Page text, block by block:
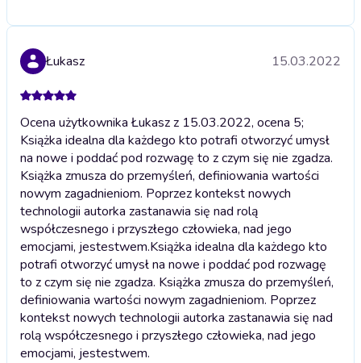
Łukasz 15.03.2022
Ocena użytkownika Łukasz z 15.03.2022, ocena 5;
Książka idealna dla każdego kto potrafi otworzyć umysł
na nowe i poddać pod rozwagę to z czym się nie zgadza.
Książka zmusza do przemyśleń, definiowania wartości
nowym zagadnieniom. Poprzez kontekst nowych
technologii autorka zastanawia się nad rolą
współczesnego i przyszłego człowieka, nad jego
emocjami, jestestwem.Książka idealna dla każdego kto
potrafi otworzyć umysł na nowe i poddać pod rozwagę
to z czym się nie zgadza. Książka zmusza do przemyśleń,
definiowania wartości nowym zagadnieniom. Poprzez
kontekst nowych technologii autorka zastanawia się nad
rolą współczesnego i przyszłego człowieka, nad jego
emocjami, jestestwem.